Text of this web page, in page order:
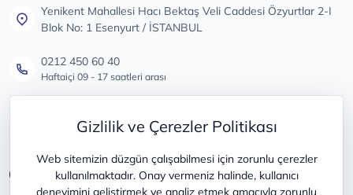
Gizlilik ve Çerezler Politikası
Web sitemizin düzgün çalışabilmesi için zorunlu çerezler
kullanılmaktadır. Onay vermeniz halinde, kullanıcı
deneyimini geliştirmek ve analiz etmek amacıyla zorunlu
Yenikent Mahallesi Hacı Bektaş Veli Caddesi Özyurtlar 2-I
Blok No: 1 Esenyurt / İSTANBUL
0212 450 60 40
Haftaiçi 09 - 17 saatleri arası
Tüm öneri ve şikayetleriniz için